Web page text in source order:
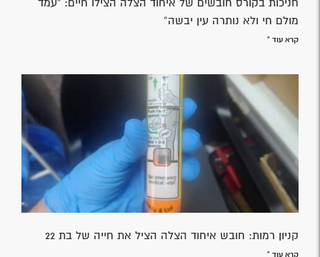
חניכות בקורס חובשים של איחוד הצלה הצילו חיים: “עמד
מולם חי ולא נותרה עין יבשה”
קרא עוד »
קניון רמות: חובש איחוד הצלה הציל את חייה של בת 22
קרא עוד »